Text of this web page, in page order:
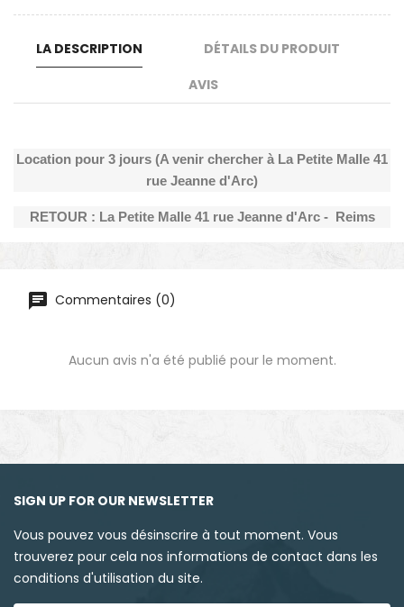
LA DESCRIPTION
DÉTAILS DU PRODUIT
AVIS
Location pour 3 jours (A venir chercher à La Petite Malle 41
rue Jeanne d'Arc)
RETOUR : La Petite Malle 41 rue Jeanne d'Arc - Reims
Commentaires (0)
Aucun avis n'a été publié pour le moment.
SIGN UP FOR OUR NEWSLETTER
Vous pouvez vous désinscrire à tout moment. Vous
trouverez pour cela nos informations de contact dans les
conditions d'utilisation du site.